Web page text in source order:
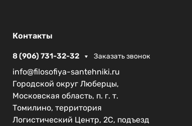
Контакты
8 (906) 731-32-32 Заказать звонок
info@filosofiya-santehniki.ru
Городской округ Люберцы,
Московская область, п. г. т.
Томилино, территория
Логистический Центр, 2С, подъезд